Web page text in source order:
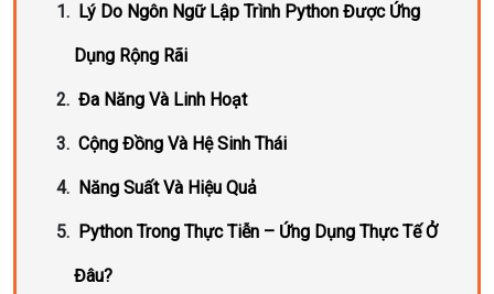
Lý Do Ngôn Ngữ Lập Trình Python Được Ứng
Dụng Rộng Rãi
Đa Năng Và Linh Hoạt
Cộng Đồng Và Hệ Sinh Thái
Năng Suất Và Hiệu Quả
Python Trong Thực Tiễn – Ứng Dụng Thực Tế Ở
Đâu?